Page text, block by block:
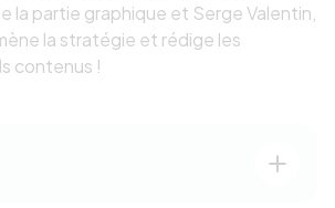
la partie graphique et Serge Valentin,
la stratégie et rédige les
contenus !